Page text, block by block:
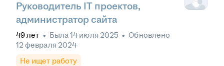
Руководитель IT проектов,
администратор сайта
49лет • Была14 июля 2025 • Обновлено
12 февраля 2024
Не ищет работу